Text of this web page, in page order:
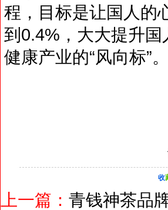
程，目标是让国人的
到0.4%，大大提升
健康产业的“风向标”。
收
上一篇： 青钱神茶品